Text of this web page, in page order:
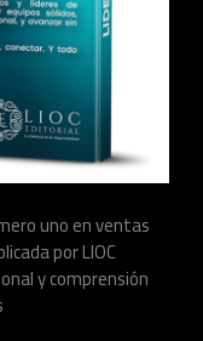
uno en ventas
por LIOC
y comprensión